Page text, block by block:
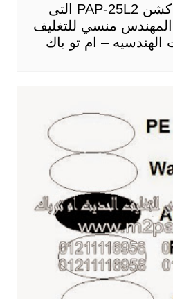
غطاء – طبه – الاندكشن PAP-25L2 التى
منسي للتغليف
الهندسيه – ام تو باك